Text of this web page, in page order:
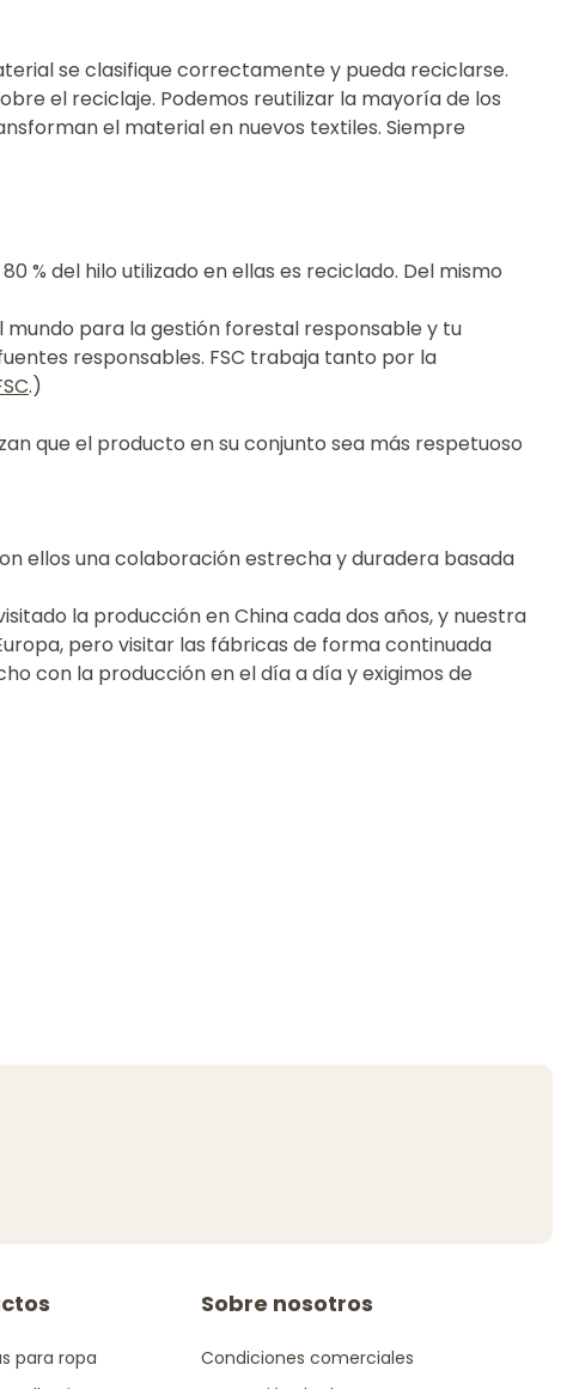
se clasifique correctamente y pueda reciclarse.
el reciclaje. Podemos reutilizar la mayoría de los
el material en nuevos textiles. Siempre
% del hilo utilizado en ellas es reciclado. Del mismo
mundo para la gestión forestal responsable y tu
responsables. FSC trabaja tanto por la
.)
que el producto en su conjunto sea más respetuoso
ellos una colaboración estrecha y duradera basada
la producción en China cada dos años, y nuestra
pero visitar las fábricas de forma continuada
con la producción en el día a día y exigimos de
para ropa
Sobre nosotros
Condiciones comerciales